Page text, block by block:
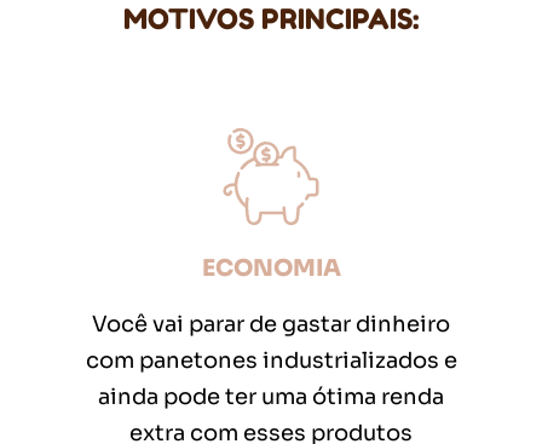
MOTIVOS PRINCIPAIS:
ECONOMIA
Você vai parar de gastar dinheiro
com panetones industrializados e
ainda pode ter uma ótima renda
extra com esses produtos